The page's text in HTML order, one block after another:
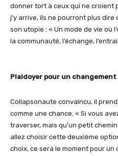
donner tort à ceux qui ne croient
j’y arrive, ils ne pourront plus dire
son utopie : « Un mode de vie où
la communauté, l’échange,
Plaidoyer pour un
Collapsonaute convaincu, il
comme une chance. « Si vous
traverser, mais qu’un petit
allez choisir cette deuxième
choix, ce sera le moment pour